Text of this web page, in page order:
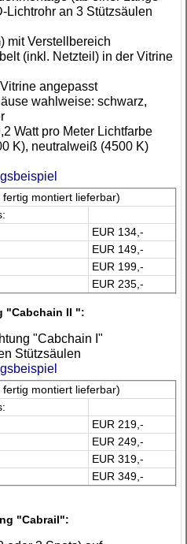
Lichtrohr an 3 Stützsäulen
mit Verstellbereich
(inkl. Netzteil) in der Vitrine
angepasst
wahlweise: schwarz,
Watt pro Meter Lichtfarbe
K), neutralweiß (4500 K)
fertig montiert lieferbar)
EUR 134,-
EUR 149,-
EUR 199,-
EUR 235,-
"Cabchain II ":
"Cabchain I"
Stützsäulen
fertig montiert lieferbar)
EUR 219,-
EUR 249,-
EUR 319,-
EUR 349,-
"Cabrail":